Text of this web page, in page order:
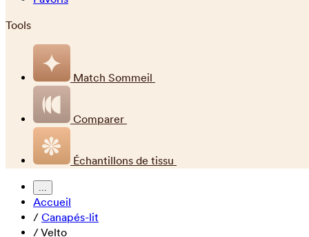
Tools
Match Sommeil
Comparer
Échantillons de tissu
...
Accueil
/ Canapés-lit
/Velto